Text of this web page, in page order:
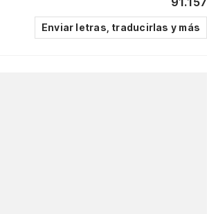
Enviar letras, traducirlas y más